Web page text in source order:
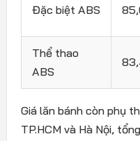
Đặc biệt ABS
Thể thao
ABS
Giá lăn bánh còn phụ
TP.HCM và Hà Nội,